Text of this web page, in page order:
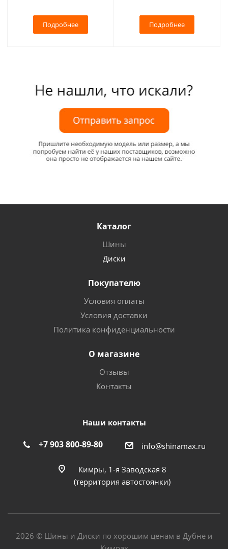
Подробнее Подробнее
Каталог
Шины
Диски
Покупателю
Условия оплаты
Условия доставки
Политика конфиденциальности
О магазине
Отзывы
Контакты
Наши контакты
+7 903 800-89-80 info@shinamax.ru
Кимры, 1-я Заводская 8
(территория автостоянки)
2026 © Шины и Диски по хорошим ценам в Дубне и